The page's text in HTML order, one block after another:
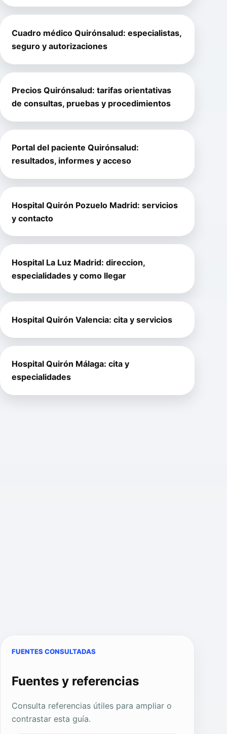
Cuadro médico Quirónsalud: especialistas,
seguro y autorizaciones
Precios Quirónsalud: tarifas orientativas
de consultas, pruebas y procedimientos
Portal del paciente Quirónsalud:
resultados, informes y acceso
Hospital Quirón Pozuelo Madrid: servicios
y contacto
Hospital La Luz Madrid: direccion,
especialidades y como llegar
Hospital Quirón Valencia: cita y servicios
Hospital Quirón Málaga: cita y
especialidades
FUENTES CONSULTADAS
Fuentes y referencias
Consulta referencias útiles para ampliar o
contrastar esta guía.